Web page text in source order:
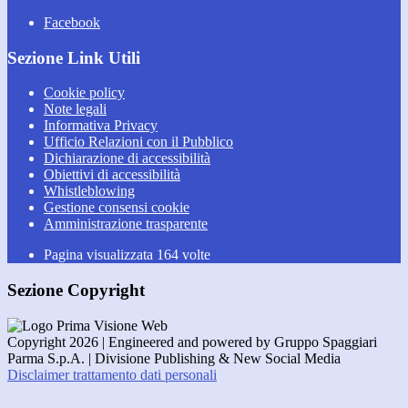
Facebook
Sezione Link Utili
Cookie policy
Note legali
Informativa Privacy
Ufficio Relazioni con il Pubblico
Dichiarazione di accessibilità
Obiettivi di accessibilità
Whistleblowing
Gestione consensi cookie
Amministrazione trasparente
Pagina visualizzata 164 volte
Sezione Copyright
Copyright 2026 | Engineered and powered by Gruppo Spaggiari
Parma S.p.A. | Divisione Publishing & New Social Media
Disclaimer trattamento dati personali